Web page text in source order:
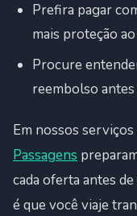
Prefira pagar
mais proteção
Procure
reembolso
Em nossos
Passagens
cada oferta antes
é que você viaje